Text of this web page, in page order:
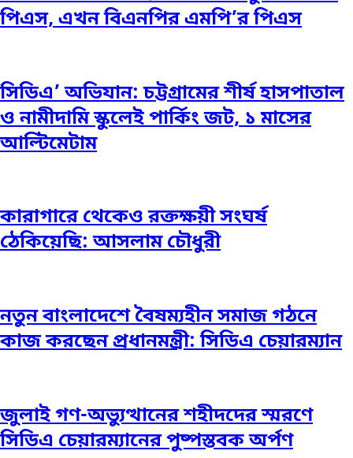
পিএস, এখন বিএনপির এমপি’র পিএস
সিডিএ’ অভিযান: চট্টগ্রামের শীর্ষ হাসপাতাল
ও নামীদামি স্কুলেই পার্কিং জট, ১ মাসের
আল্টিমেটাম
কারাগারে থেকেও রক্তক্ষয়ী সংঘর্ষ
ঠেকিয়েছি: আসলাম চৌধুরী
নতুন বাংলাদেশে বৈষম্যহীন সমাজ গঠনে
কাজ করছেন প্রধানমন্ত্রী: সিডিএ চেয়ারম্যান
জুলাই গণ-অভ্যুত্থানের শহীদদের স্মরণে
সিডিএ চেয়ারম্যানের পুষ্পস্তবক অর্পণ